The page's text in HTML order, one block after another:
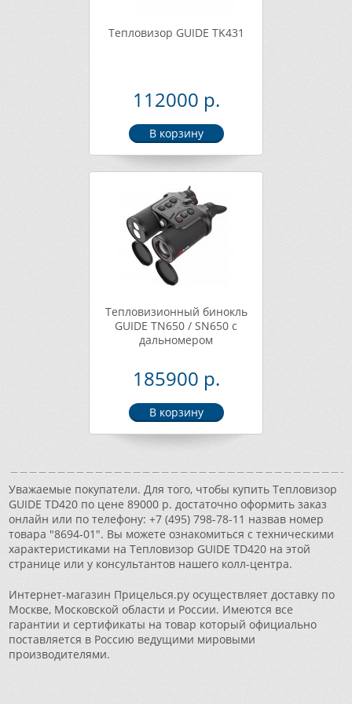
Тепловизор GUIDE TK431
112000 р.
Тепловизионный бинокль
GUIDE TN650 / SN650 с
дальномером
185900 р.
Уважаемые покупатели. Для того, чтобы купить Тепловизор
GUIDE TD420 по цене 89000 р. достаточно оформить заказ
онлайн или по телефону: +7 (495) 798-78-11 назвав номер
товара "8694-01". Вы можете ознакомиться с техническими
характеристиками на Тепловизор GUIDE TD420 на этой
странице или у консультантов нашего колл-центра.
Интернет-магазин Прицелься.ру осуществляет доставку по
Москве, Московской области и России. Имеются все
гарантии и сертификаты на товар который официально
поставляется в Россию ведущими мировыми
производителями.